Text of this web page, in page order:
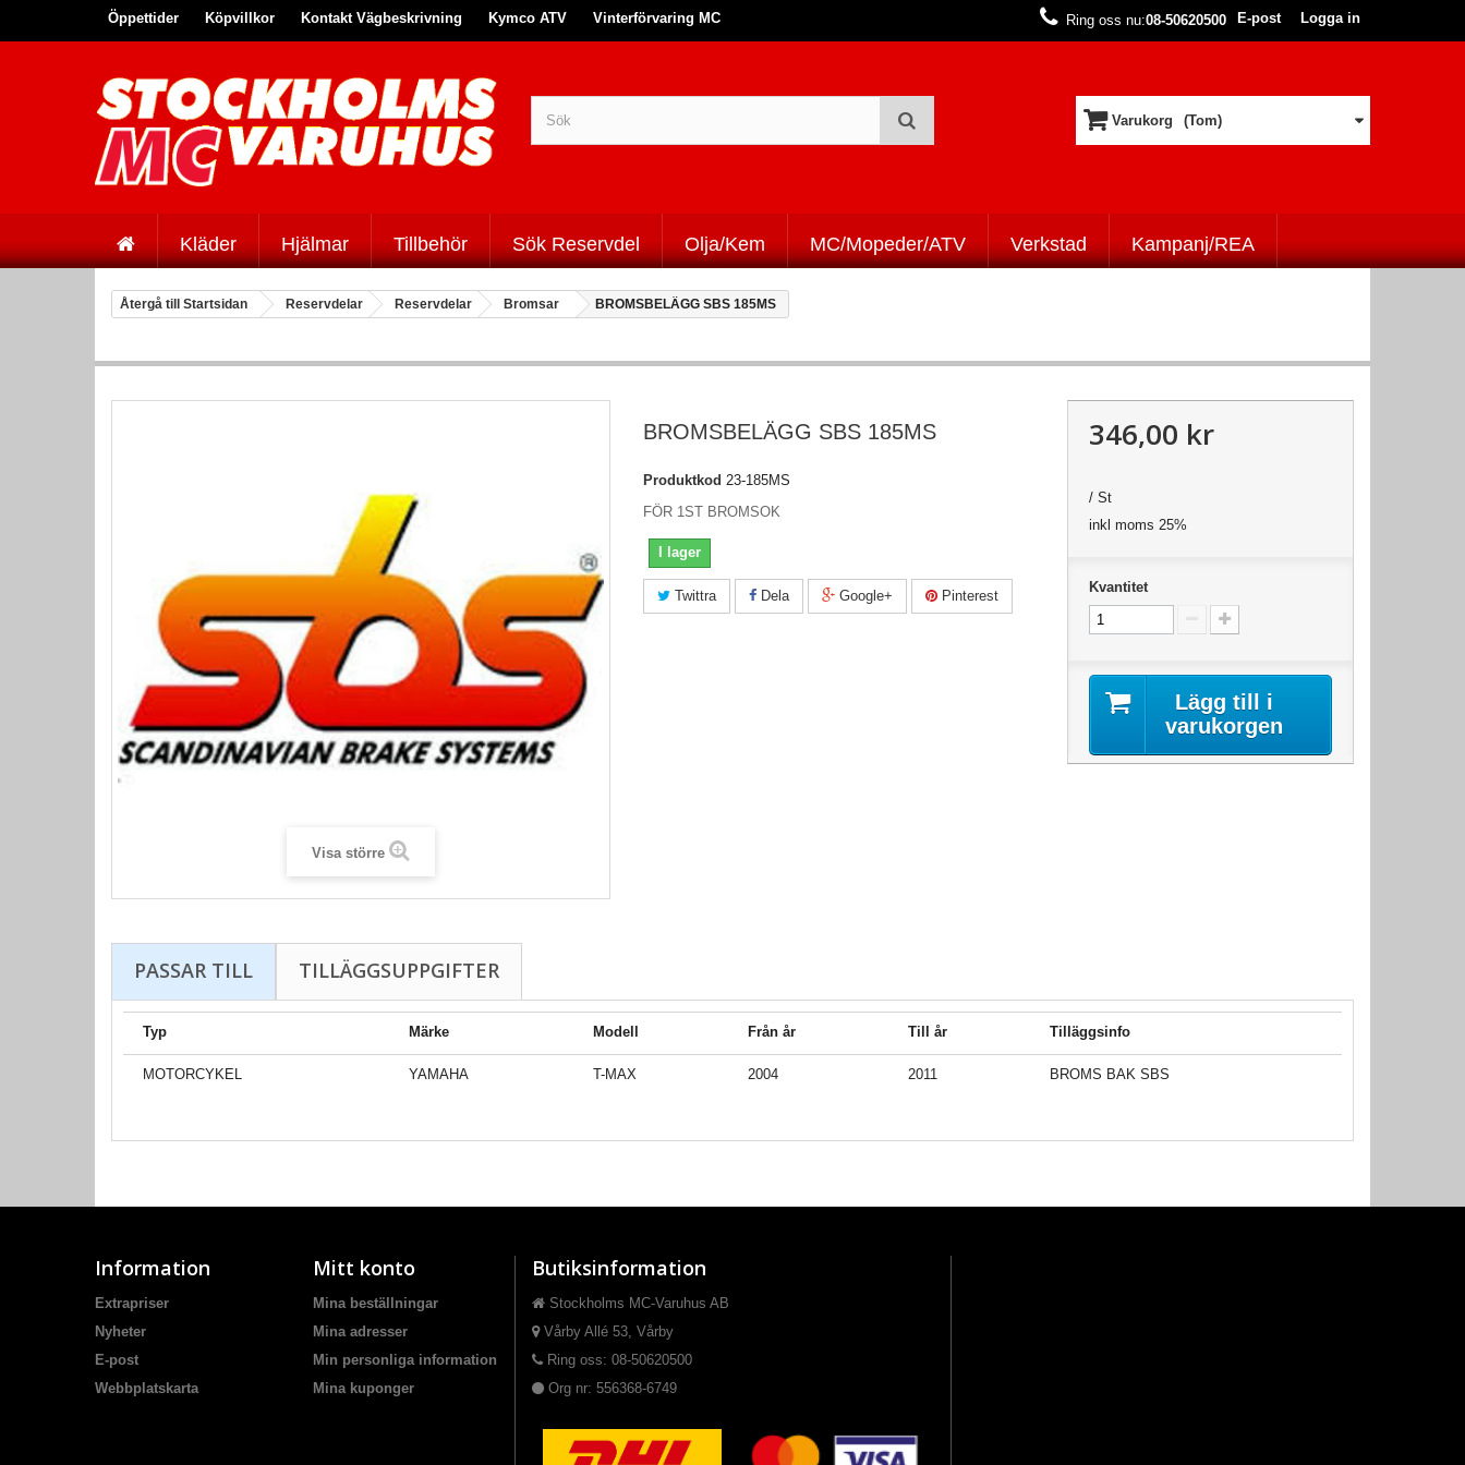
Öppettider Köpvillkor Kontakt Vägbeskrivning Kymco ATV Vinterförvaring MC Logga in
E-post
Ring oss nu:08-50620500
Varukorg (Tom)
Kläder Hjälmar Tillbehör Sök Reservdel Olja/Kem MC/Mopeder/ATV Verkstad Kampanj/REA
Återgå till Startsidan Reservdelar Reservdelar Bromsar BROMSBELÄGG SBS 185MS
Visa större
BROMSBELÄGG SBS 185MS
Produktkod 23-185MS
FÖR 1ST BROMSOK
I lager
Twittra Dela Google+ Pinterest
346,00 kr
/ St
inkl moms 25%
Kvantitet
Lägg till i
varukorgen
PASSAR TILL TILLÄGGSUPPGIFTER
Typ Märke Modell Från år Till år Tilläggsinfo
MOTORCYKEL YAMAHA T-MAX 2004 2011 BROMS BAK SBS
Information
Extrapriser
Nyheter
E-post
Webbplatskarta
Mitt konto
Mina beställningar
Mina adresser
Min personliga information
Mina kuponger
Butiksinformation
Stockholms MC-Varuhus AB
Vårby Allé 53, Vårby
Ring oss: 08-50620500
Org nr: 556368-6749